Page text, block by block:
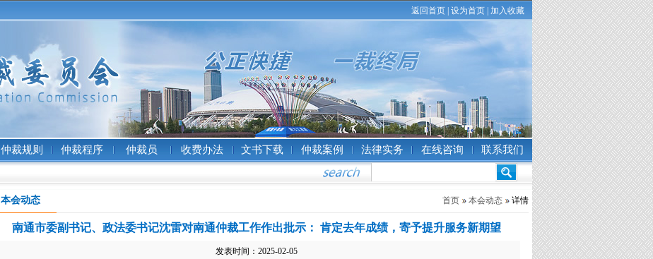
返回首页 设为首页 加入收藏
仲裁规则 仲裁程序 仲裁员 收费办法 文书下载 仲裁案例 法律实务 在线咨询 联系我们
本会动态 首页 本会动态 详情
南通市委副书记、政法委书记沈雷对南通仲裁工作作出批示： 肯定去年成绩，寄予提升服务新期望
发表时间：2025-02-05